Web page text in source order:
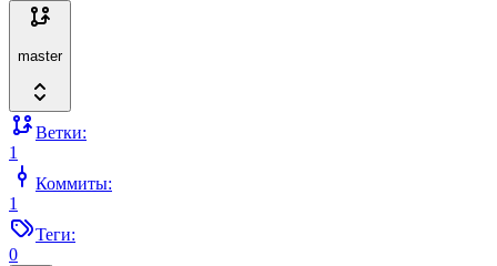
master
Ветки:
1
Коммиты:
1
Теги:
0